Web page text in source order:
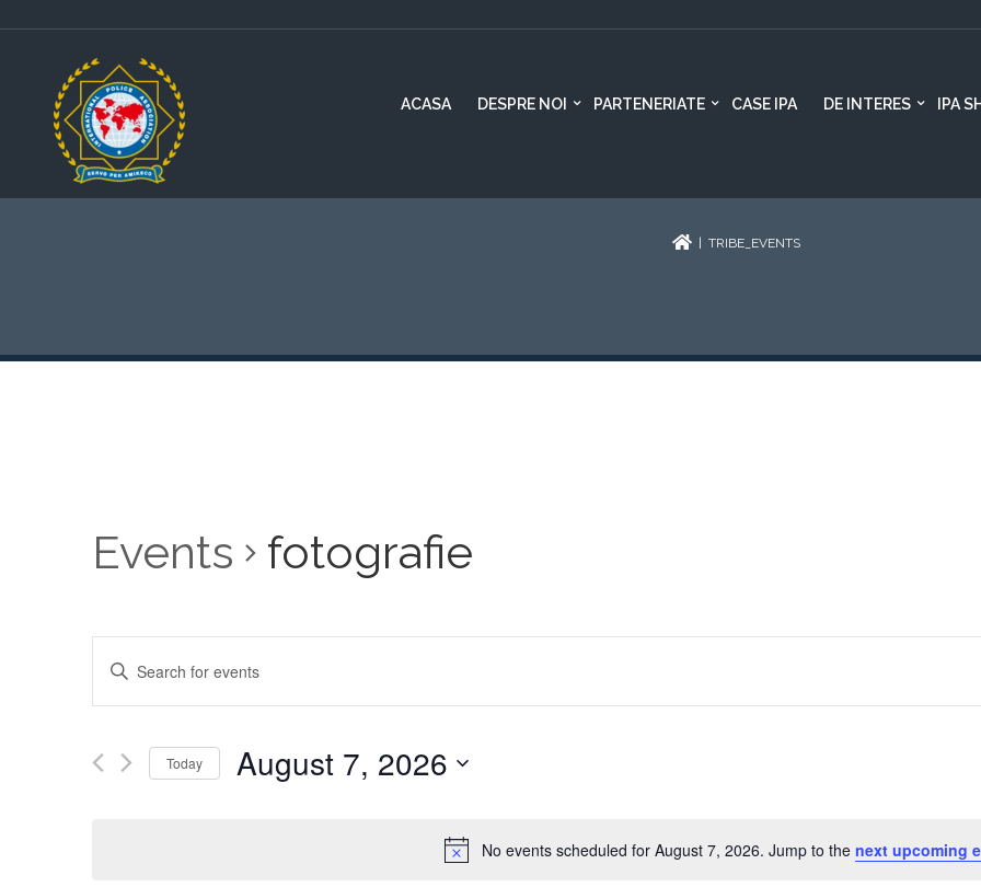
ACASA DESPRE NOI PARTENERIATE CASE IPA DE INTERES IPA
| TRIBE_EVENTS
No events scheduled for August 7, 2026. Jump to the next upcoming
Events fotografie
Events
Search
and
Views
Keyword.
for
Keyword.
Today August 7, 2026